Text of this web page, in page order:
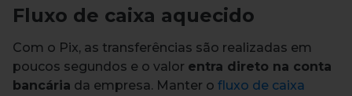
Fluxo de caixa aquecido
Com o Pix, as transferências são realizadas em
poucos segundos e o valor entra direto na conta
bancária da empresa. Manter o fluxo de caixa